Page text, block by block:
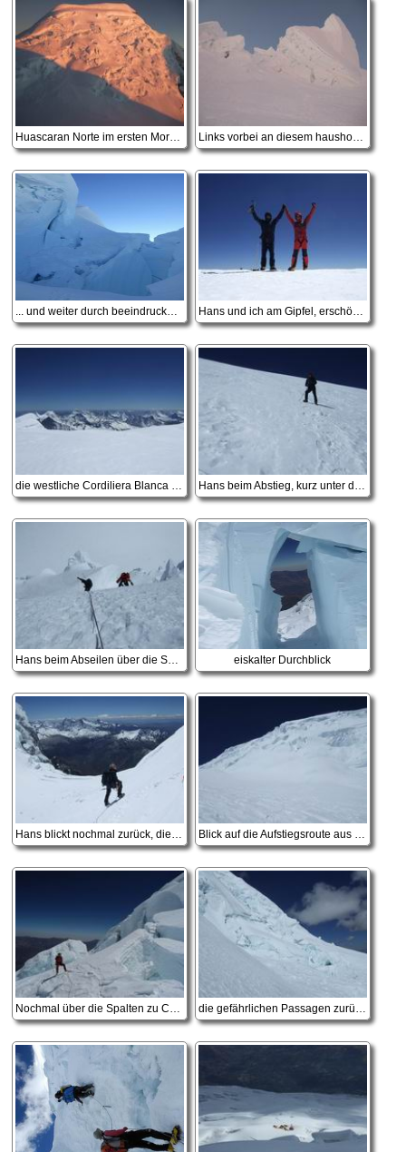
Huascaran Norte im ersten Morgenlicht
... und weiter durch beeindruckende Eisformationen
Hans beim Abseilen über die Schlüsselstelle eiskalter Durchblick